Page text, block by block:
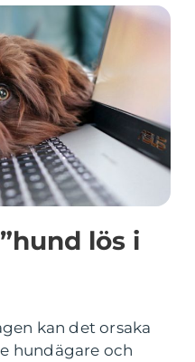
lös i
kan det orsaka
hundägare och